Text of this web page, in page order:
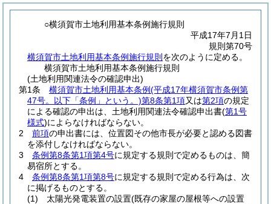
○横須賀市土地利用基本条例施行規則
平成17年7月1日
規則第70号
横須賀市土地利用基本条例施行規則 を次のように定める。
横須賀市土地利用基本条例施行規則
(土地利用関連法令の確認申出)
第1条
横須賀市土地利用基本条例(平成17年横須賀市条例第
47号。以下「条例」という。)第8条第1項又は第2項の規定
による確認の申出は、土地利用関連法令確認申出書(第1号
様式)によらなければならない。
2
前項の申出書には、位置図その他市長が必要と認める図書
を添付しなければならない。
3
条例第8条第1項第4号に規定する規則で定めるものは、簡
易宿所とする。
4
条例第8条第1項第8号に規定する規則で定める行為は、次
に掲げるものとする。
(1)
太陽光発電装置の設置(既存の家屋の屋根等への設置